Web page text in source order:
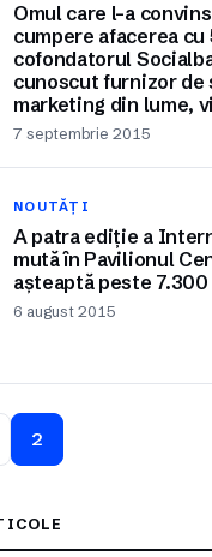
Omul care l-a
cumpere afacerea
cofondatorul
cunoscut furnizor de
marketing din lume,
7 septembrie 2015
NOUTĂȚI
A patra ediție a
mută în Pavilionul
așteaptă peste
6 august 2015
2